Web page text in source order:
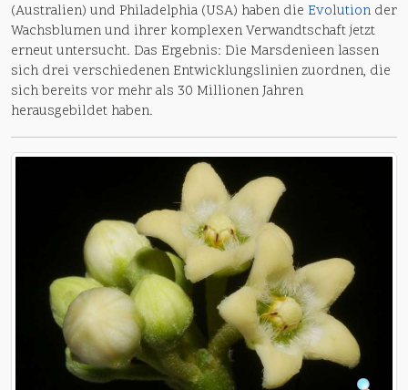
(Australien) und Philadelphia (USA) haben die Evolution der
Wachsblumen und ihrer komplexen Verwandtschaft jetzt
erneut untersucht. Das Ergebnis: Die Marsdenieen lassen
sich drei verschiedenen Entwicklungslinien zuordnen, die
sich bereits vor mehr als 30 Millionen Jahren
herausgebildet haben.